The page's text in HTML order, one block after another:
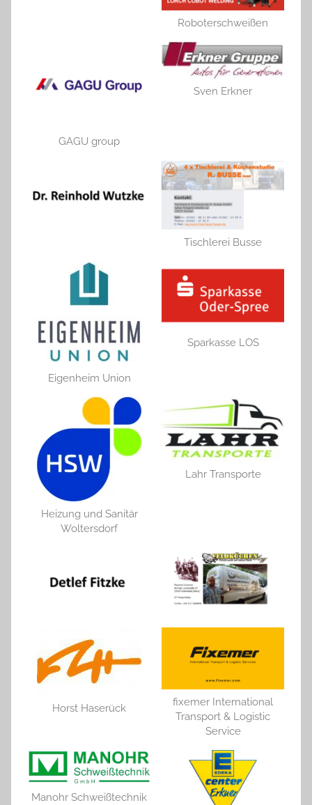
Roboterschweißen
GAGU group
Sven Erkner
Tischlerei Busse
Eigenheim Union
Sparkasse LOS
Heizung und Sanitär
Woltersdorf
Lahr Transporte
Horst Haserück
fixemer International
Transport & Logistic
Service
Manohr Schweißtechnik